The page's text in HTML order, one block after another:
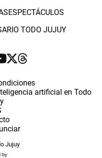
ESPECTÁCULOS
TODO JUJUY
artificial en Todo
Jujuy